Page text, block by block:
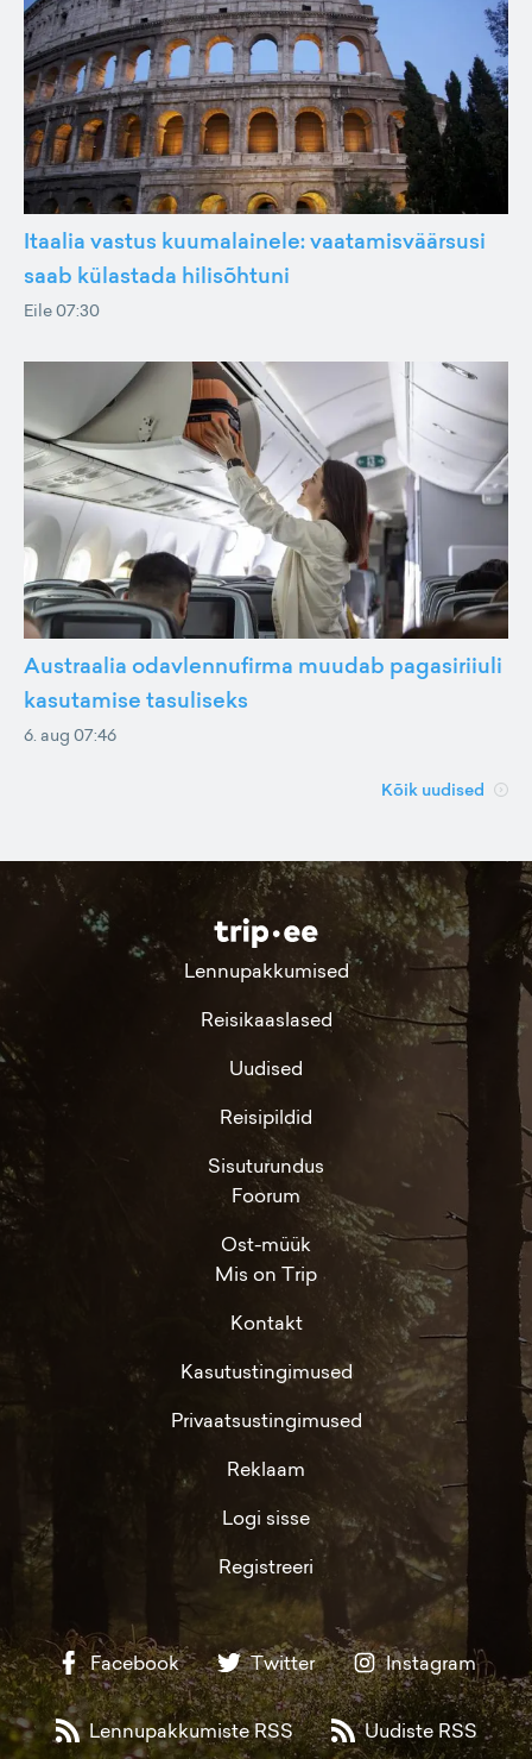
Itaalia vastus kuumalainele: vaatamisväärsusi
saab külastada hilisõhtuni
Eile 07:30
Austraalia odavlennufirma muudab pagasiriiuli
kasutamise tasuliseks
6. aug 07:46
Kõik uudised
Lennupakkumised
Reisikaaslased
Uudised
Reisipildid
Sisuturundus
Foorum
Ost-müük
Mis on Trip
Kontakt
Kasutustingimused
Privaatsustingimused
Reklaam
Logi sisse
Registreeri
Facebook Twitter Instagram
Lennupakkumiste RSS Uudiste RSS